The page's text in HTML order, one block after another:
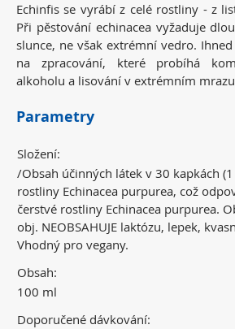
Echinfis se vyrábí z celé rostliny - z
Při pěstování echinacea vyžaduje
slunce, ne však extrémní vedro.
na zpracování, které probíhá
alkoholu a lisování v extrémním
Parametry
Složení:
/Obsah účinných látek v 30 kapkách
rostliny Echinacea purpurea, což
čerstvé rostliny Echinacea purpurea.
obj. NEOBSAHUJE laktózu, lepek,
Vhodný pro vegany.
Obsah:
100 ml
Doporučené dávkování: